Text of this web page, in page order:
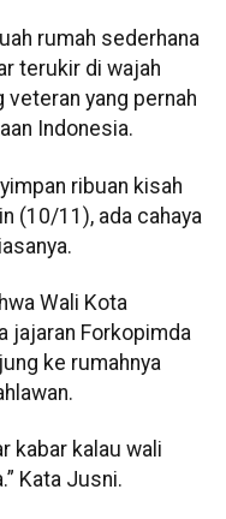
rumah sederhana
terukir di wajah
yang pernah
Indonesia.
ribuan kisah
(10/11), ada cahaya
Wali Kota
jajaran Forkopimda
ke rumahnya
kabar kalau wali
Kata Jusni.